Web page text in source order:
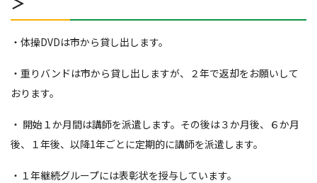
・体操DVDは市から貸し出します。
・重りバンドは市から貸し出しますが、２年で返却をお願いして
おります。
・ 開始１か月間は講師を派遣します。その後は３か月後、６か月
後、１年後、以降1年ごとに定期的に講師を派遣します。
・１年継続グループには表彰状を授与しています。